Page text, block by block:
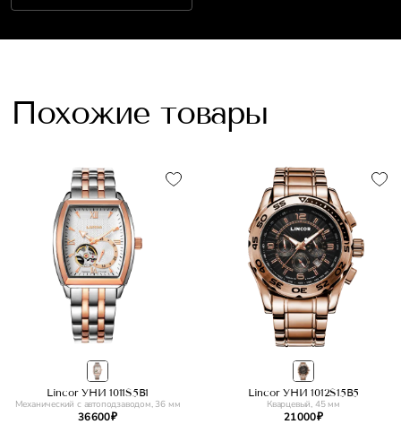
Похожие товары
Lincor УНИ 1011S5B1
Механический с автоподзаводом, 36 мм
36 600 ₽
Lincor УНИ 1012S15B5
Кварцевый, 45 мм
21 000 ₽